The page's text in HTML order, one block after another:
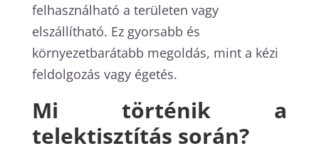
felhasználható a területen vagy
elszállítható. Ez gyorsabb és
környezetbarátabb megoldás, mint a kézi
feldolgozás vagy égetés.
Mi történik a
telektisztítás során?